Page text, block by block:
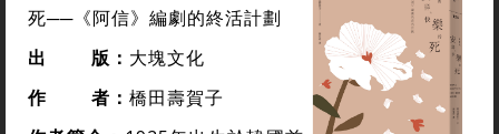
死──《阿信》編劇的終活計劃
出
版： 大塊文化
作
者： 橋田壽賀子